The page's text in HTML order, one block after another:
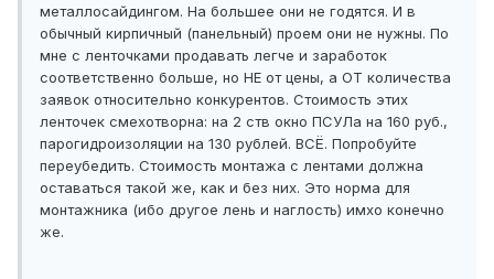
металлосайдингом. На большее они не годятся. И в
обычный кирпичный (панельный) проем они не нужны. По
мне с ленточками продавать легче и заработок
соответственно больше, но НЕ от цены, а ОТ количества
заявок относительно конкурентов. Стоимость этих
ленточек смехотворна: на 2 ств окно ПСУЛа на 160 руб.,
парогидроизоляции на 130 рублей. ВСЁ. Попробуйте
переубедить. Стоимость монтажа с лентами должна
оставаться такой же, как и без них. Это норма для
монтажника (ибо другое лень и наглость) имхо конечно
же.